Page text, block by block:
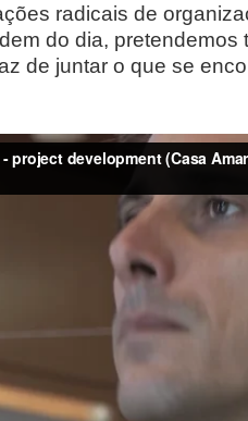
radicais de
do dia, pretendemos
de juntar o que se